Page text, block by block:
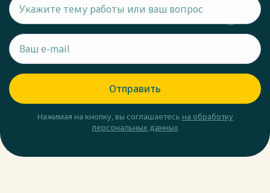
Отправить
Нажимая на кнопку, вы соглашаетесь на обработку
персональных данных